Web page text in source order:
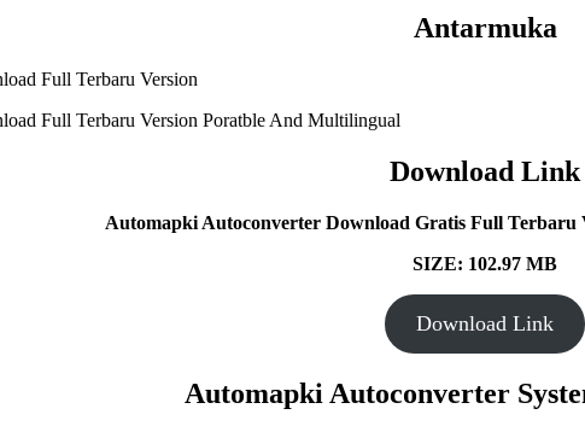
Antarmuka
Download Link
Automapki Autoconverter Download Gratis Full
SIZE: 102.97 MB
Download Link
Automapki Autoconverter